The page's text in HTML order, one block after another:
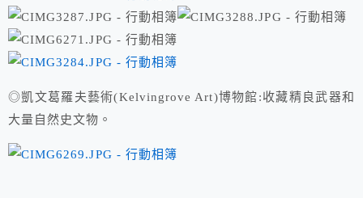
◎凱文葛羅夫藝術(Kelvingrove Art)博物館:收藏精良武器和
大量自然史文物。